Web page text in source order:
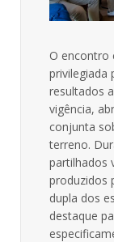
O encontro
privilegiada
resultados
vigência,
conjunta
terreno.
partilhados
produzidos
dupla dos
destaque